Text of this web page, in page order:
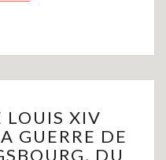
LOUIS XIV
GUERRE DE
DU